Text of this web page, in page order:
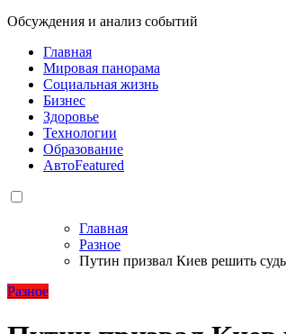
Обсуждения и анализ событий
Главная
Мировая панорама
Социальная жизнь
Бизнес
Здоровье
Технологии
Образование
АвтоFeatured
Главная
Разное
Путин призвал Киев решить
Разное